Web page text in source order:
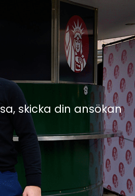
skicka din ansökan